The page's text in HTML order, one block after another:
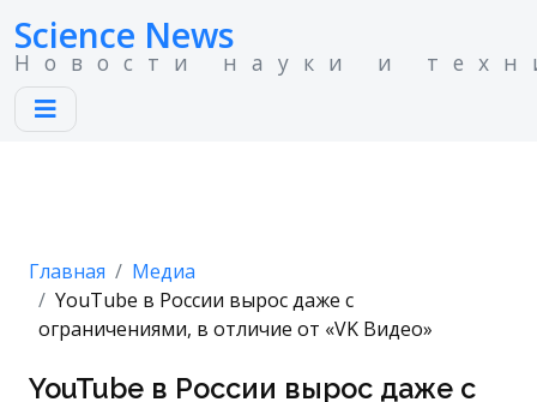
Science News
Новости науки и
Главная
Медиа
YouTube в России вырос даже с
ограничениями, в отличие от «VK Видео»
YouTube в России вырос даже с